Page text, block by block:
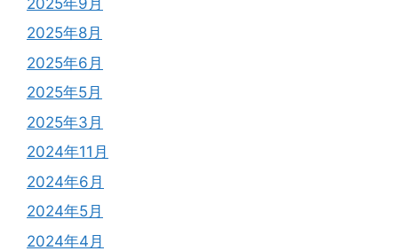
2025年8月
2025年6月
2025年5月
2025年3月
2024年11月
2024年6月
2024年5月
2024年4月